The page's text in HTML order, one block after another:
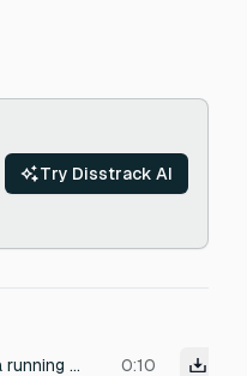
Try Disstrack AI
Create me a running engine sound of a armored main battle tank. 0:10